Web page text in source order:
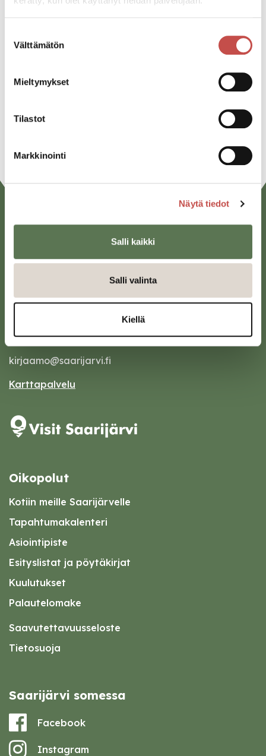
valinta
Välttämätön
Mieltymykset
Tilastot
Markkinointi
Näytä tiedot
Salli kaikki
Salli valinta
Kiellä
Twitter
URL
Saarijärven kaupunki
43100 Saarijärvi
kirjaamo@saarijarvi.fi
Karttapalvelu
Oikopolut
Kotiin meille Saarijärvelle
Tapahtumakalenteri
Asiointipiste
Esityslistat ja pöytäkirjat
Kuulutukset
Palautelomake
Saavutettavuusseloste
Tietosuoja
Saarijärvi somessa
Facebook
Instagram